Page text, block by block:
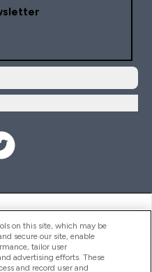
on this site, which may be
secure our site, enable
tailor user
advertising efforts. These
and record user and